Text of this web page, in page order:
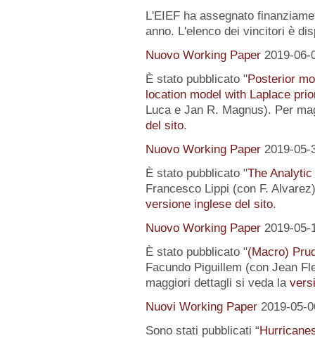
L'EIEF ha assegnato
anno. L'elenco dei vincitori è
Nuovo Working Paper 2019-06-
È stato pubblicato "Posterior
location model with Laplace
Luca e Jan R. Magnus). Per
del sito.
Nuovo Working Paper 2019-05-
È stato pubblicato "The
Francesco Lippi (con F.
versione inglese del sito.
Nuovo Working Paper 2019-05-
È stato pubblicato "(Macro)
Facundo Piguillem (con Jean
maggiori dettagli si veda la
Nuovi Working Paper 2019-05-
Sono stati pubblicati “